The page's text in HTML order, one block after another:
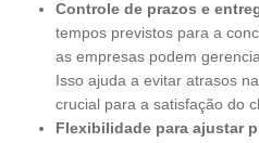
Controle de prazos e
tempos previstos para a
as empresas podem
Isso ajuda a evitar atrasos
crucial para a satisfação do
Flexibilidade para ajustar